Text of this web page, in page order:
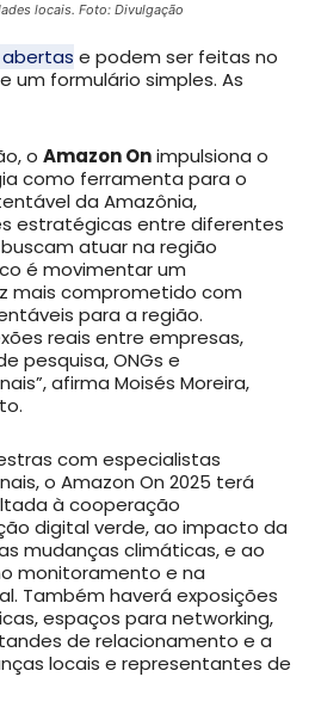
locais. Foto: Divulgação
e podem ser feitas no
um formulário simples. As
o Amazon Onimpulsiona o
como ferramenta para o
da Amazônia,
estratégicas entre diferentes
atuar na região
é movimentar um
mais comprometido com
para a região.
reais entre empresas,
pesquisa, ONGs e
afirma Moisés Moreira,
com especialistas
o Amazon On 2025 terá
à cooperação
digital verde, ao impacto da
mudanças climáticas, e ao
monitoramento e na
Também haverá exposições
espaços para networking,
de relacionamento e a
locais e representantes de